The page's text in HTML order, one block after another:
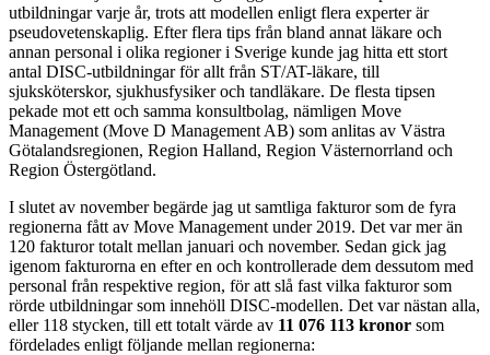
utbildningar varje år, trots att modellen enligt flera experter är
pseudovetenskaplig. Efter flera tips från bland annat läkare och
annan personal i olika regioner i Sverige kunde jag hitta ett stort
antal DISC-utbildningar för allt från ST/AT-läkare, till
sjuksköterskor, sjukhusfysiker och tandläkare. De flesta tipsen
pekade mot ett och samma konsultbolag, nämligen Move
Management (Move D Management AB) som anlitas av Västra
Götalandsregionen, Region Halland, Region Västernorrland och
Region Östergötland.
I slutet av november begärde jag ut samtliga fakturor som de fyra
regionerna fått av Move Management under 2019. Det var mer än
120 fakturor totalt mellan januari och november. Sedan gick jag
igenom fakturorna en efter en och kontrollerade dem dessutom med
personal från respektive region, för att slå fast vilka fakturor som
rörde utbildningar som innehöll DISC-modellen. Det var nästan alla,
eller 118 stycken, till ett totalt värde av 11 076 113 kronor som
fördelades enligt följande mellan regionerna: